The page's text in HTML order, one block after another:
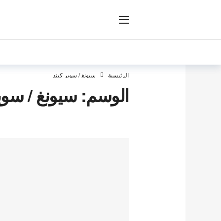
الرئيسية سيونغ / سوبر كيند
الوسم:سيونغ /